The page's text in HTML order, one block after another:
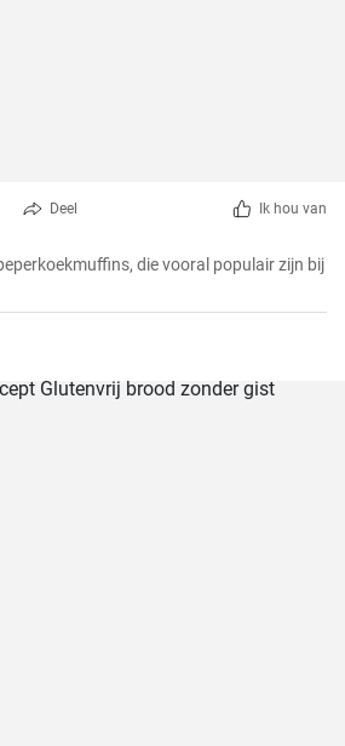
Deel Ik hou van
die vooral populair zijn bij